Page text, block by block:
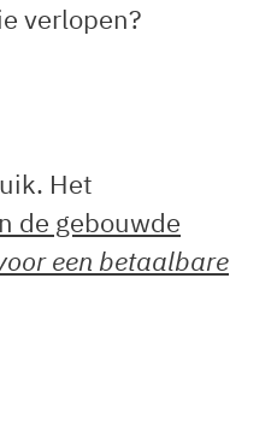
verlopen?
Het
de gebouwde
een betaalbare